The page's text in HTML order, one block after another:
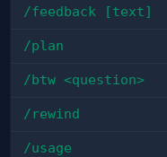
/feedback [text]
/plan
/btw <question>
/rewind
/usage